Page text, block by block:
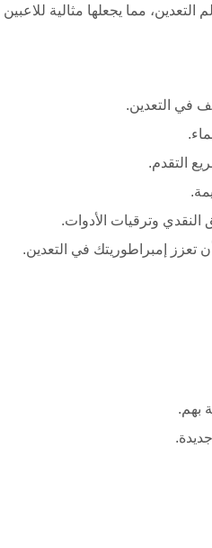
مما يجعلها مثالية
في التعدين.
التقدم.
النقدي وترقيات الأدوات.
إمبراطوريتك في التعدين.
بهم.